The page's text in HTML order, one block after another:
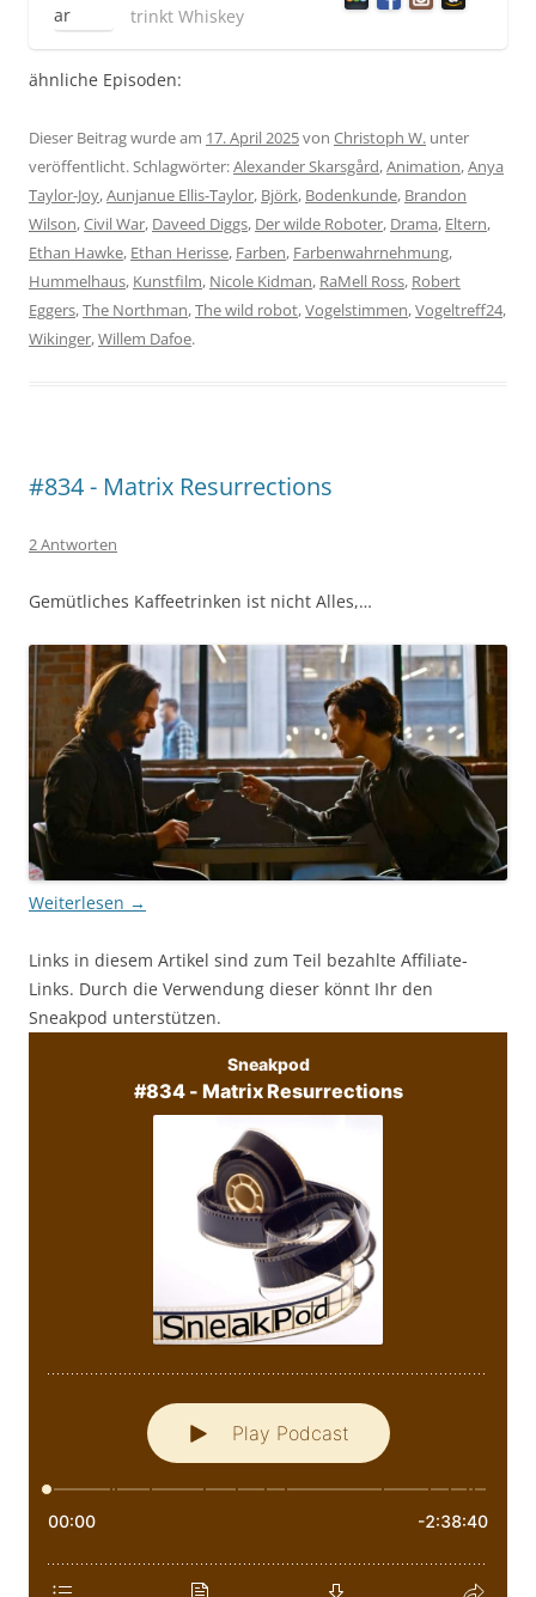
trinkt Whiskey
ähnliche Episoden:
Dieser Beitrag wurde am 17. April 2025von Christoph W. unter
veröffentlicht. Schlagwörter:Alexander Skarsgård,Animation,Anya
Taylor-Joy,Aunjanue Ellis-Taylor, Björk, Bodenkunde, Brandon
Wilson,Civil War, Daveed Diggs, Der wilde Roboter, Drama, Eltern,
Ethan Hawke, Ethan Herisse, Farben, Farbenwahrnehmung,
Hummelhaus, Kunstfilm, Nicole Kidman, RaMell Ross, Robert
Eggers,The Northman,The wild robot,Vogelstimmen,Vogeltreff24,
Wikinger,Willem Dafoe.
#834 - Matrix Resurrections
2 Antworten
Gemütliches Kaffeetrinken ist nicht Alles,…
Weiterlesen →
Links in diesem Artikel sind zum Teil bezahlte Affiliate-
Links. Durch die Verwendung dieser könnt Ihr den
Sneakpod unterstützen.